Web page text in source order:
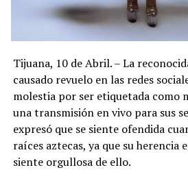
Tijuana, 10 de Abril. – La
causado revuelo en las redes
molestia por ser etiquetada como
una transmisión en vivo para sus
expresó que se siente ofendida
raíces aztecas, ya que su herencia
siente orgullosa de ello.